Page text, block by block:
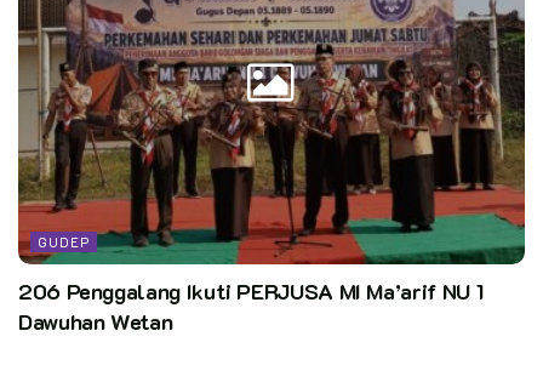
GUDEP
206 Penggalang Ikuti PERJUSA MI Ma’arif NU 1
Dawuhan Wetan